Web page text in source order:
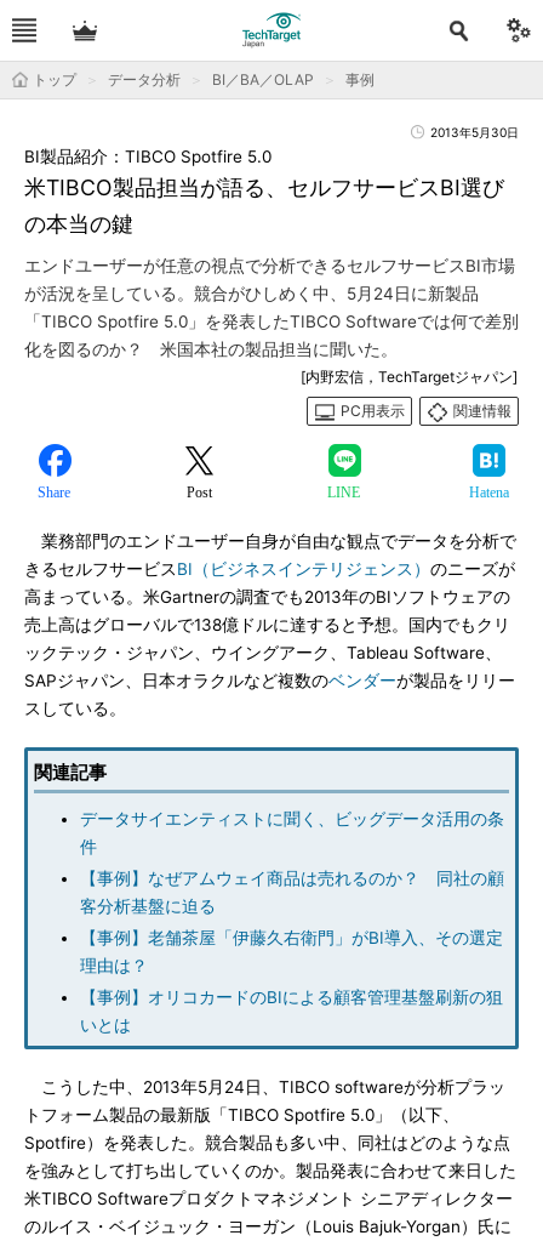
トップ データ分析 BI／BA／OLAP 事例
2013年5月30日
米TIBCO製品担当が語る、セルフサービスBI選び
の本当の鍵
BI製品紹介：TIBCO Spotfire 5.0
エンドユーザーが任意の視点で分析できるセルフサービスBI市場
が活況を呈している。競合がひしめく中、5月24日に新製品
「TIBCO Spotfire 5.0」を発表したTIBCO Softwareでは何で差別
化を図るのか？ 米国本社の製品担当に聞いた。
[内野宏信，TechTargetジャパン]
PC用表示
関連情報
Share Post LINE Hatena
業務部門のエンドユーザー自身が自由な観点でデータを分析で
きるセルフサービスBI（ビジネスインテリジェンス） のニーズが
高まっている。米Gartnerの調査でも2013年のBIソフトウェアの
売上高はグローバルで138億ドルに達すると予想。国内でもクリ
ックテック・ジャパン、ウイングアーク、Tableau Software、
SAPジャパン、日本オラクルなど複数のベンダーが製品をリリー
スしている。
関連記事
データサイエンティストに聞く、ビッグデータ活用の条
件
【事例】なぜアムウェイ商品は売れるのか？ 同社の顧
客分析基盤に迫る
【事例】老舗茶屋「伊藤久右衛門」がBI導入、その選定
理由は？
【事例】オリコカードのBIによる顧客管理基盤刷新の狙
いとは
こうした中、2013年5月24日、TIBCO softwareが分析プラッ
トフォーム製品の最新版「TIBCO Spotfire 5.0」（以下、
Spotfire）を発表した。競合製品も多い中、同社はどのような点
を強みとして打ち出していくのか。製品発表に合わせて来日した
米TIBCO Softwareプロダクトマネジメント シニアディレクター
のルイス・ベイジュック・ヨーガン（Louis Bajuk-Yorgan）氏に